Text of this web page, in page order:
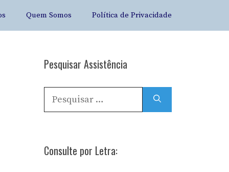
Quem Somos Política de Privacidade
Pesquisar Assistência
Pesquisar
por:
Consulte por Letra: